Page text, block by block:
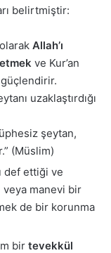
belirtmiştir:
Allah’ı
ve Kur’an
güçlendirir.
uzaklaştırdığı
şeytan,
(Müslim)
def ettiği ve
manevi bir
de bir korunma
bir tevekkül